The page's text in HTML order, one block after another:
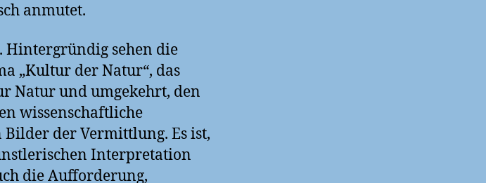
anmutet.
Hintergründig sehen die
„Kultur der Natur“, das
Natur und umgekehrt, den
wissenschaftliche
der Vermittlung. Es ist,
Interpretation
die Aufforderung,